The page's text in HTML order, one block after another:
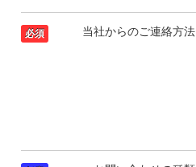
必須 当社からのご連絡方法